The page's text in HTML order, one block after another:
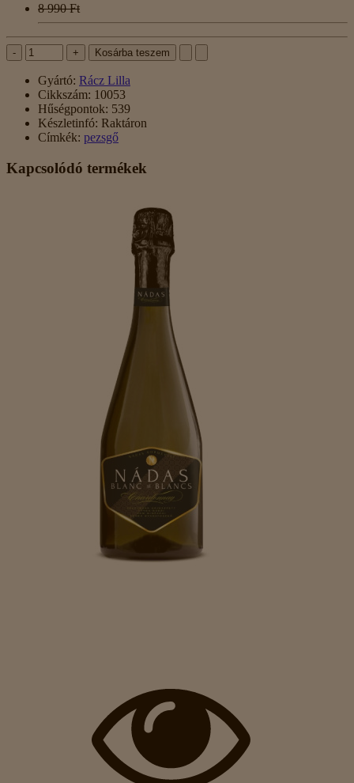
8 990 Ft
- + Kosárba teszem
Gyártó: Rácz Lilla
Cikkszám: 10053
Hűségpontok: 539
Készletinfó: Raktáron
Címkék: pezsgő
Kapcsolódó termékek